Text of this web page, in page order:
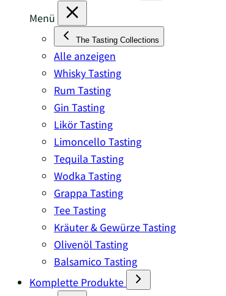
Menü
The Tasting Collections
Alle anzeigen
Whisky Tasting
Rum Tasting
Gin Tasting
Likör Tasting
Limoncello Tasting
Tequila Tasting
Wodka Tasting
Grappa Tasting
Tee Tasting
Kräuter & Gewürze Tasting
Olivenöl Tasting
Balsamico Tasting
Komplette Produkte